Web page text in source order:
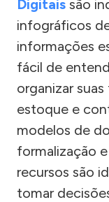
Digitais são
infográficos
informações
fácil de
organizar
estoque e
modelos de
formalização
recursos são
tomar